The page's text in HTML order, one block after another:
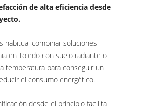
de alta eficiencia desde
habitual combinar soluciones
en Toledo con suelo radiante o
temperatura para conseguir un
el consumo energético.
desde el principio facilita